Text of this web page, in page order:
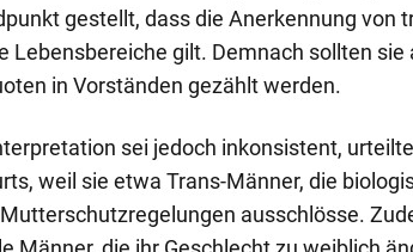
gestellt, dass die Anerkennung von
Lebensbereiche gilt. Demnach sollten sie
in Vorständen gezählt werden.
sei jedoch inkonsistent,
weil sie etwa Trans-Männer, die
ausschlösse.